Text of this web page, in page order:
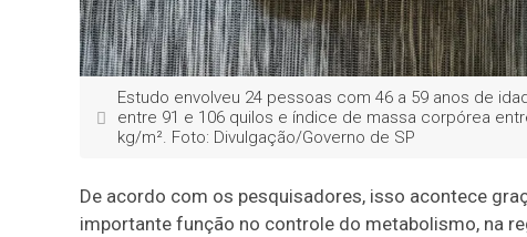
Estudo envolveu 24 pessoas com 46 a 59 anos de
entre 91 e 106 quilos e índice de massa corpórea
kg/m². Foto: Divulgação/Governo de SP
De acordo com os pesquisadores, isso acontece
importante função no controle do metabolismo, na